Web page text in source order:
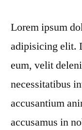
Lorem ipsum
adipisicing elit.
eum, velit
necessitatibus
accusantium
accusamus in